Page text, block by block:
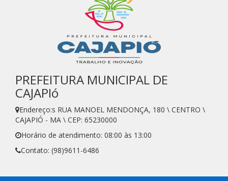
PREFEITURA MUNICIPAL DE
CAJAPIó
Endereço:s RUA MANOEL MENDONÇA, 180 \ CENTRO \
CAJAPIÓ - MA \ CEP: 65230000
Horário de atendimento: 08:00 às 13:00
Contato: (98)9611-6486